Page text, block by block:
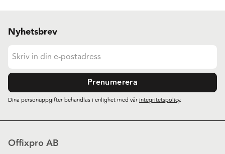
Nyhetsbrev
Prenumerera
Dina personuppgifter behandlas i enlighet med vårintegritetspolicy.
Offixpro AB